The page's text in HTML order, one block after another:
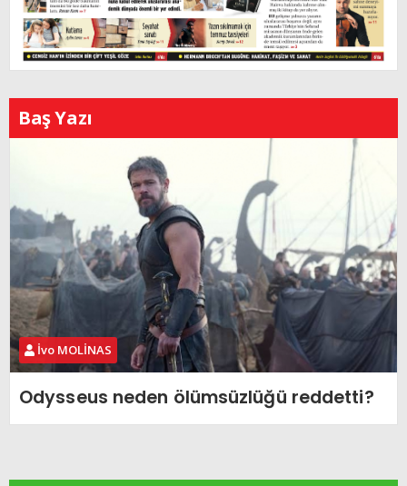
Baş Yazı
İvo MOLİNAS
Odysseus neden ölümsüzlüğü reddetti?